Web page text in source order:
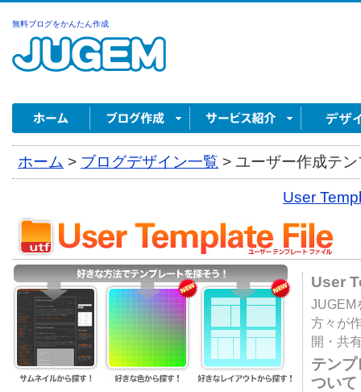
無料ブログをかんたん作成
ホーム > ブログデザイン一覧 > ユーザー作成テ
User
User
JUGEM
方々が
開・共
テン
ついて